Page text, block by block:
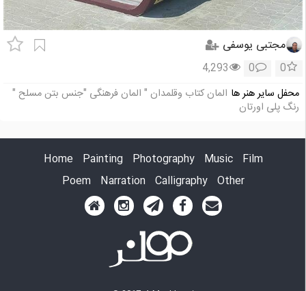
مجتبی یوسفی
0
0
4,293
محفل سایر هنر ها المان کتاب وقلمدان " المان فرهنگی "جنس بتن مسلح "
رنگ پلی اورتان
Home Painting Photography Music
Film
Poem
Narration Calligraphy Other